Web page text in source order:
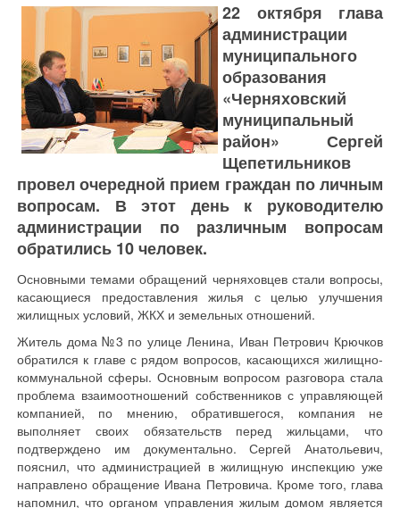
22 октября глава
администрации
муниципального
образования
«Черняховский
муниципальный
район» Сергей
Щепетильников
провел очередной прием граждан по личным
вопросам. В этот день к руководителю
администрации по различным вопросам
обратились 10 человек.
Основными темами обращений черняховцев стали вопросы,
касающиеся предоставления жилья с целью улучшения
жилищных условий, ЖКХ и земельных отношений.
Житель дома №3 по улице Ленина, Иван Петрович Крючков
обратился к главе с рядом вопросов, касающихся жилищно-
коммунальной сферы. Основным вопросом разговора стала
проблема взаимоотношений собственников с управляющей
компанией, по мнению, обратившегося, компания не
выполняет своих обязательств перед жильцами, что
подтверждено им документально. Сергей Анатольевич,
пояснил, что администрацией в жилищную инспекцию уже
направлено обращение Ивана Петровича. Кроме того, глава
напомнил, что органом управления жилым домом является